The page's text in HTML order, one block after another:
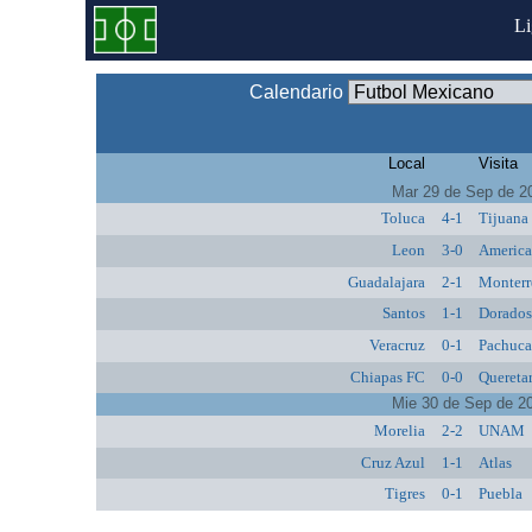
Calendario
Local Visita
Mar 29 de Sep de
Toluca
4-1 Tijuana
Leon
3-0 America
Guadalajara
2-1
Santos
1-1 Dorados
Veracruz
0-1 Pachuca
Chiapas FC
0-0
Mie 30 de Sep de
Morelia
2-2 UNAM
Cruz Azul
1-1 Atlas
Tigres
0-1 Puebla